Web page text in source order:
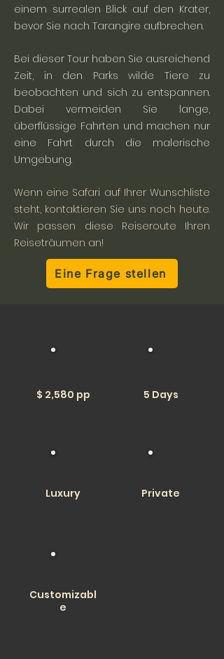
einem surrealen Blick auf den Krater,
bevor Sie nach Tarangire aufbrechen.
Bei dieser Tour haben Sie ausreichend
Zeit, in den Parks wilde Tiere zu
beobachten und sich zu entspannen.
Dabei vermeiden Sie lange,
überflüssige Fahrten und machen nur
eine Fahrt durch die malerische
Umgebung.
Wenn eine Safari auf Ihrer Wunschliste
steht, kontaktieren Sie uns noch heute.
Wir passen diese Reiseroute Ihren
Reiseträumen an!
Eine Frage stellen
$ 2,580 pp 5 Days
Luxury Private
Customizabl
e